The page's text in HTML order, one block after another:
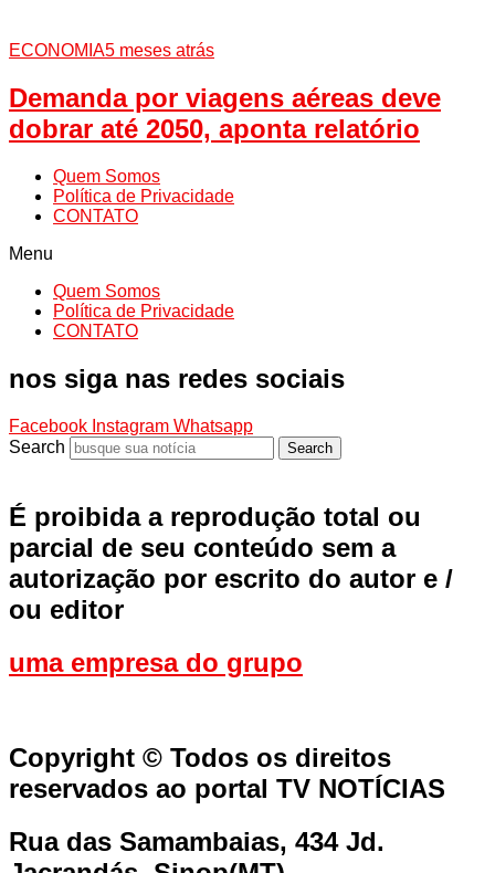
ECONOMIA5 meses atrás
Demanda por viagens aéreas deve
dobrar até 2050, aponta relatório
Quem Somos
Política de Privacidade
CONTATO
Menu
Quem Somos
Política de Privacidade
CONTATO
nos siga nas redes sociais
Facebook Instagram Whatsapp
Search
Search
É proibida a reprodução total ou
parcial de seu conteúdo sem a
autorização por escrito do autor e /
ou editor
uma empresa do grupo
Copyright © Todos os direitos
reservados ao portal TV NOTÍCIAS
Rua das Samambaias, 434 Jd.